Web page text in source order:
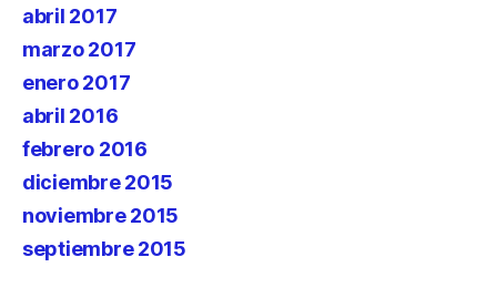
abril 2017
marzo 2017
enero 2017
abril 2016
febrero 2016
diciembre 2015
noviembre 2015
septiembre 2015